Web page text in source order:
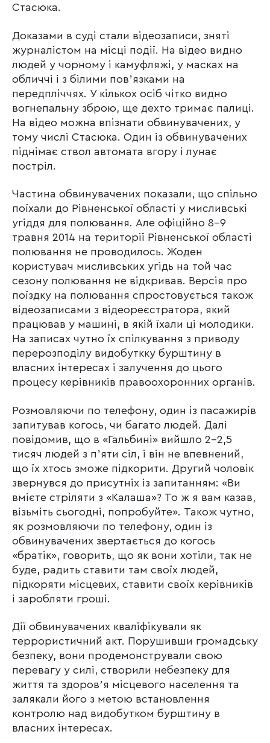
Стасюка.
Доказами в суді стали відеозаписи, зняті
журналістом на місці події. На відео видно
людей у чорному і камуфляжі, у масках на
обличчі і з білими повʼязками на
передпліччях. У кількох осіб чітко видно
вогнепальну зброю, ще дехто тримає палиці.
На відео можна впізнати обвинувачених, у
тому числі Стасюка. Один із обвинувачених
піднімає ствол автомата вгору і лунає
постріл.
Частина обвинувачених показали, що спільно
поїхали до Рівненської області у мисливські
угіддя для полювання. Але офіційно 8-9
травня 2014 на території Рівненської області
полювання не проводилось. Жоден
користувач мисливських угідь на той час
сезону полювання не відкривав. Версія про
поїздку на полювання спростовується також
відеозаписами з відеореєстратора, який
працював у машині, в якій їхали ці молодики.
На записах чутно їх спілкування з приводу
перерозподілу видобуткку бурштину в
власних інтересах і залучення до цього
процесу керівників правоохоронних органів.
Розмовляючи по телефону, один із пасажирів
запитував когось, чи багато людей. Далі
повідомив, що в «Гальбині» вийшло 2-2,5
тисяч людей з пʼяти сіл, і він не впевнений,
що їх хтось зможе підкорити. Другий чоловік
звернувся до присутніх із запитанням: «Ви
вмієте стріляти з «Калаша»? То ж я вам казав,
візьміть сьогодні, попробуйте». Також чутно,
як розмовляючи по телефону, один із
обвинувачених звертається до когось
«братік», говорить, що як вони хотіли, так не
буде, радить ставити там своїх людей,
підкоряти місцевих, ставити своїх керівників
і заробляти гроші.
Дії обвинувачених кваліфікували як
террористичний акт. Порушивши громадську
безпеку, вони продемонстрували свою
перевагу у силі, створили небезпеку для
життя та здоровʼя місцевого населення та
залякали його з метою встановлення
контролю над видобутком бурштину в
власних інтересах.